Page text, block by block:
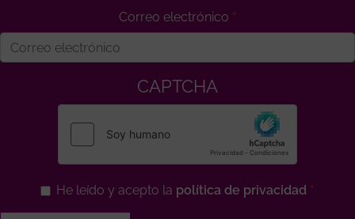
Correo electrónico
CAPTCHA
He leído y acepto la política de privacidad